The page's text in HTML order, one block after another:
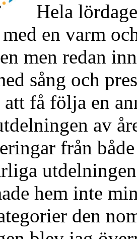
Hela
en varm
men redan
sång och
få följa en
av
från
hem inte
den